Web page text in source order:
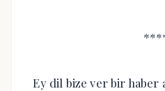
Ey dil bize ver bir